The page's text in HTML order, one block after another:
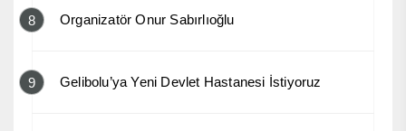
8 Organizatör Onur Sabırlıoğlu
9 Gelibolu’ya Yeni Devlet Hastanesi İstiyoruz